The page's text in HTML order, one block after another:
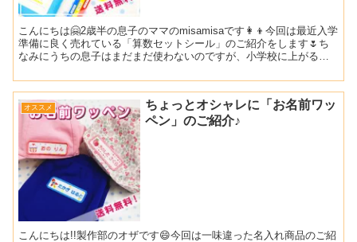
こんにちは🤗2歳半の息子のママのmisamisaです👩👦今回は最近入学
準備に良く売れている「算数セットシール」のご紹介をします🌷ち
なみにうちの息子はまだまだ使わないのですが、小学校に上がると
オススメ
ちょっとオシャレに「お名前ワッ
ペン」のご紹介♪
こんにちは!!製作部のオザです😄今回は一味違った名入れ商品のご紹